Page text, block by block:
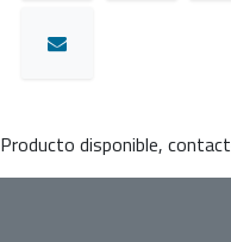
Producto disponible,